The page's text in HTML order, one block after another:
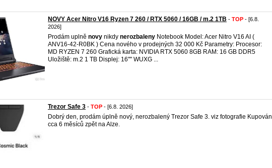
NOVY Acer Nitro V16 Ryzen 7 260 / RTX 5060 / 16GB / m.2 1TB - TOP - [6.8.
2026]
Prodám uplně novy nikdy nerozbaleny Notebook Model: Acer Nitro V16 AI (
ANV16-42-R0BK ) Cena nového v prodejných 32 000 Kč Parametry: Procesor:
MD RYZEN 7 260 Grafická karta: NVIDIA RTX 5060 8GB RAM: 16 GB DDR5
Uložiště: m.2 1 TB Displej: 16"" WUXG ...
Trezor Safe 3 - TOP - [6.8. 2026]
Dobrý den, prodám úplně nový, nerozbalený Trezor Safe 3. viz fotografie Kupován
cca 6 měsíců zpět na Alze.